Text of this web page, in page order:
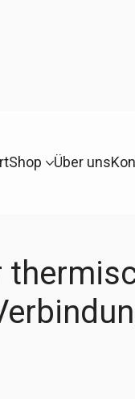
Shop Über uns